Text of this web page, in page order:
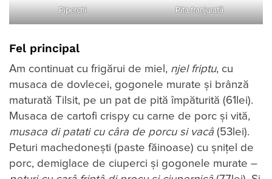
Piperchi Pita franjurată
Fel principal
Am continuat cu frigărui de miel, njel friptu, cu
musaca de dovlecei, gogonele murate și brânză
maturată Tilsit, pe un pat de pită împăturită (61lei).
Musaca de cartofi crispy cu carne de porc și vită,
musaca di patati cu câra de porcu si vacâ (53lei).
Peturi machedonești (paste făinoase) cu șnițel de
porc, demiglace de ciuperci și gogonele murate –